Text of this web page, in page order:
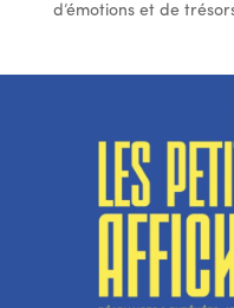
d’émotions et de